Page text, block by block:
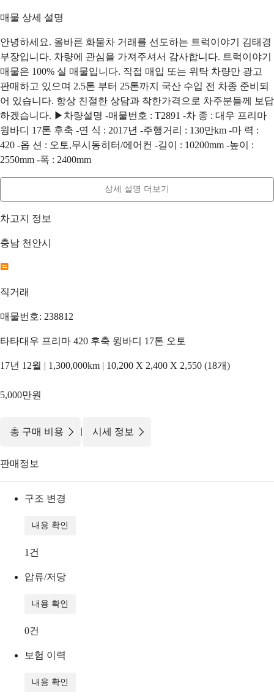
매물 상세 설명
안녕하세요. 올바른 화물차 거래를 선도하는 트럭이야기 김태경
부장입니다. 차량에 관심을 가져주셔서 감사합니다. 트럭이야기
매물은 100% 실 매물입니다. 직접 매입 또는 위탁 차량만 광고
판매하고 있으며 2.5톤 부터 25톤까지 국산 수입 전 차종 준비되
어 있습니다. 항상 친절한 상담과 착한가격으로 차주분들께 보답
하겠습니다. ▶차량설명 -매물번호 : T2891 -차 종 : 대우 프리마
윙바디 17톤 후축 -연 식 : 2017년 -주행거리 : 130만km -마 력 :
420 -옵 션 : 오토,무시동히터/에어컨 -길이 : 10200mm -높이 :
2550mm -폭 : 2400mm
상세 설명 더보기
차고지 정보
충남 천안시
직거래
매물번호: 238812
타타대우 프리마 420 후축 윙바디 17톤 오토
17년 12월 | 1,300,000km | 10,200 X 2,400 X 2,550 (18개)
5,000만원
총 구매 비용 | 시세 정보
판매정보
구조 변경
내용 확인
1 건
압류/저당
내용 확인
0건
보험 이력
내용 확인